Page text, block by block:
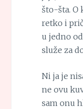
što-šta. O
retko i
u jedno
služe za
Ni ja je
ne ovu
sam onu